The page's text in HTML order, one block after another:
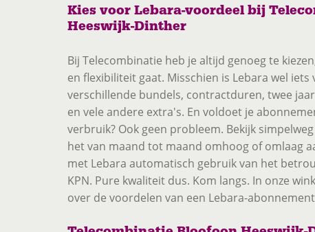
Kies voor Lebara-voordeel bij
Heeswijk-Dinther
Bij Telecombinatie heb je altijd genoeg te
en flexibiliteit gaat. Misschien is Lebara wel iets
verschillende bundels, contractduren, twee
en vele andere extra's. En voldoet je
verbruik? Ook geen probleem. Bekijk
het van maand tot maand omhoog of omlaag
met Lebara automatisch gebruik van het
KPN. Pure kwaliteit dus. Kom langs. In onze
over de voordelen van een Lebara-